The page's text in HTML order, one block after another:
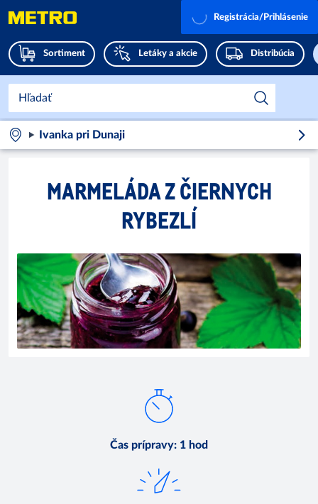
Sortiment Letáky a akcie Distribúcia
Registrácia/Prihlásenie
Ivanka pri Dunaji
MARMELÁDA Z ČIERNYCH
RYBEZLÍ
Čas prípravy: 1 hod